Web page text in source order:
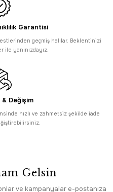
Halı
Akrilik Halı
Garantisi
geçmiş halılar. Beklentinizi
ile yanınızdayız.
Değişim
hızlı ve zahmetsiz şekilde iade
Gelsin
ve kampanyalar e-postanıza